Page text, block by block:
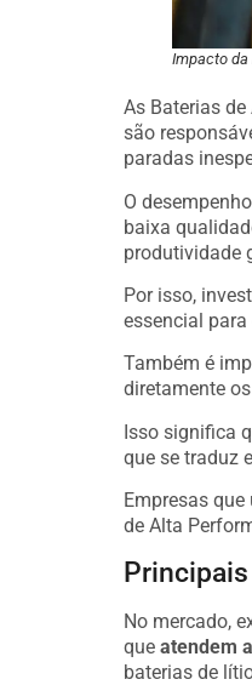
Impacto
As Baterias
são
paradas
O
baixa
produtividade
Por isso,
essencial
Também é
diretamente
Isso significa
que se traduz
Empresas
de Alta
No mercado,
que atendem
baterias de